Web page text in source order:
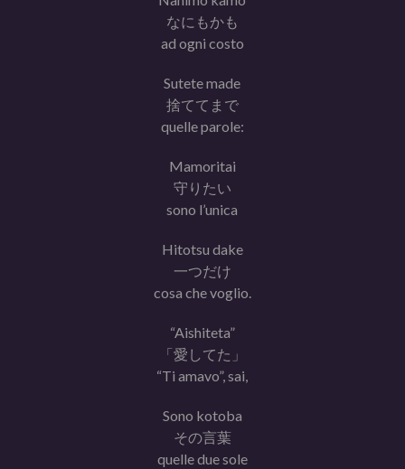
なにもかも
ad ogni costo
Sutete made
捨ててまで
quelle parole:
Mamoritai
守りたい
sono l’unica
Hitotsu dake
一つだけ
cosa che voglio.
“Aishiteta”
「愛してた」
“Ti amavo”, sai,
Sono kotoba
その言葉
quelle due sole